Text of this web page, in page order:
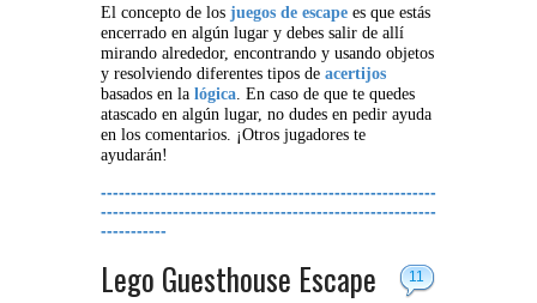
El concepto de los juegos de escape es que estás
encerrado en algún lugar y debes salir de allí
mirando alrededor, encontrando y usando objetos
y resolviendo diferentes tipos de acertijos
basados en la lógica. En caso de que te quedes
atascado en algún lugar, no dudes en pedir ayuda
en los comentarios. ¡Otros jugadores te
ayudarán!
--------------------------------------------------------
--------------------------------------------------------
-----------
11
Lego Guesthouse Escape